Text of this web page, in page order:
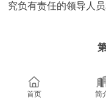
究负有责任的领导人
第六十二条 有关单
首页 简